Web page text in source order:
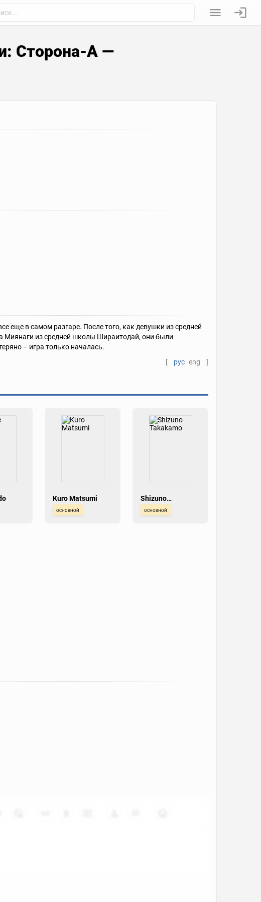
Сторона-А —
в самом разгаре. После того, как девушки из средней
Миянаги из средней школы Шираитодай, они были
– игра только началась.
[
рус eng ]
Kuro Matsumi
основной
Shizuno
Takakamo
основной